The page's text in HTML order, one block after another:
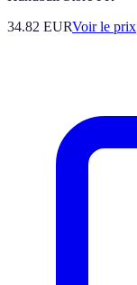
34.82 EURVoir le prix